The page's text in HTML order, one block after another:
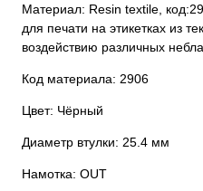
Материал: Resin textile,
для печати на этикетках из
воздействию различных
Код материала: 2906
Цвет: Чёрный
Диаметр втулки: 25.4 мм
Намотка: OUT